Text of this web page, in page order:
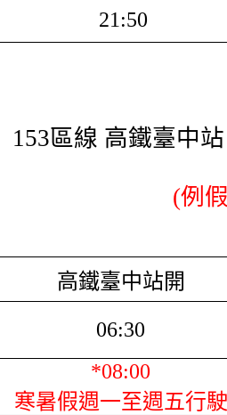
21:50
153區線 高鐵臺中
(例
高鐵臺中站開
06:30
*08:00
寒暑假週一至週五行駛